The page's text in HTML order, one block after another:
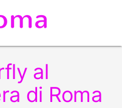
al
di Roma